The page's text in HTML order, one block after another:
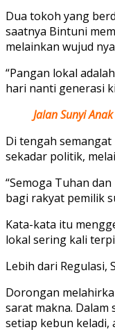
Dua tokoh yang
saatnya Bintuni
melainkan wujud
“Pangan lokal
hari nanti generasi
Jalan Sunyi
Di tengah
sekadar politik,
“Semoga Tuhan
bagi rakyat pemilik
Kata-kata itu
lokal sering kali
Lebih dari Regulasi,
Dorongan
sarat makna. Dalam
setiap kebun keladi,